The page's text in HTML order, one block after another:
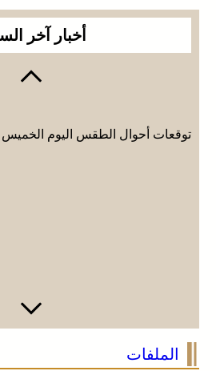
أخبار آخر
توقعات أحوال الطقس اليوم الخميس
الملفات